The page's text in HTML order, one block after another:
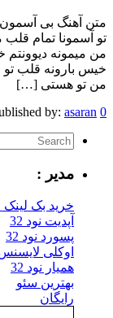
متن آهنگ بی
تو آسمونا تمام
من میمونه دیوونتم
خیس بارونه قلب
من تو هستی […]
by: asaran 0
مدیر :
خرید بک لینک
آپدیت نود 32
پسورد نود 32
اوکلی لایسنس
همیار نود 32
بهترین سئو
رایگان